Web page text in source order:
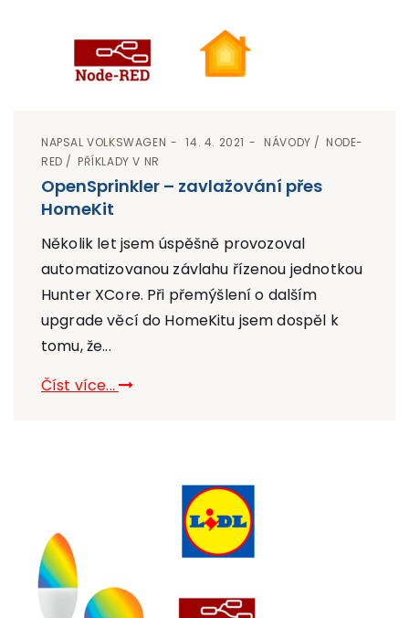
NAPSALVOLKSWAGEN 14. 4. 2021 NÁVODY
NODE-
RED
PŘÍKLADY V NR
OpenSprinkler – zavlažování přes
HomeKit
Několik let jsem úspěšně provozoval
automatizovanou závlahu řízenou jednotkou
Hunter XCore. Při přemýšlení o dalším
upgrade věcí do HomeKitu jsem dospěl k
tomu, že...
Číst více...